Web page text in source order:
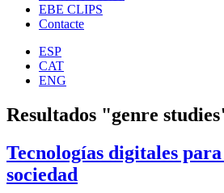
EBE CLIPS
Contacte
ESP
CAT
ENG
Resultados "genre
Tecnologías digitales
sociedad